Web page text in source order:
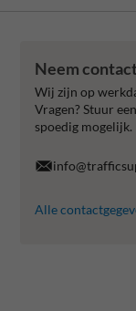
Neem
Wij zijn op
Vragen? Stuur
spoedig mogelijk.
Alle